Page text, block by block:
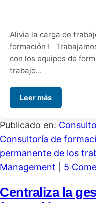
Alivia la carga de
formación !
con los equipos de
trabajo...
Leer más
Publicado en:
Consultoría de
permanente de los
Management
5
Centraliza la